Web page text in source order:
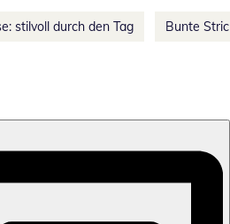
stilvoll durch den Tag Bunte